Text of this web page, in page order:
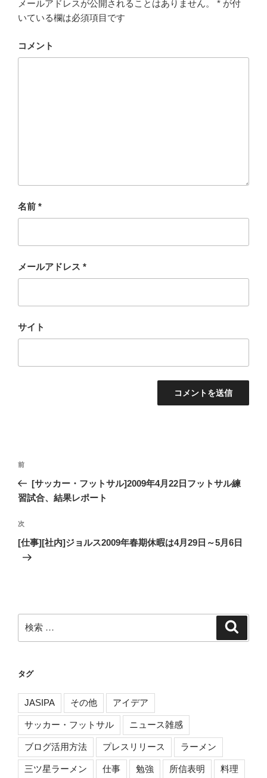
メールアドレスが公開されることはありません。 * が付
いている欄は必須項目です
コメント
名前 *
メールアドレス *
サイト
投
ナ
ゲ
ー
シ
過
去
の
稿
前
[サッカー・フットサル]2009年4月22日フットサル練
習試合、結果レポート
次
の
次
[仕事][社内]ジョルス2009年春期休暇は4月29日～5月6日
検
索:
タグ
JASIPA その他 アイデア
サッカー・フットサル ニュース雑感
ブログ活用方法 プレスリリース ラーメン
三ツ星ラーメン 仕事 勉強 所信表明 料理